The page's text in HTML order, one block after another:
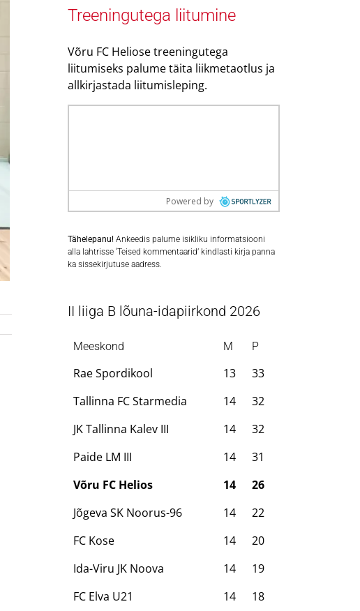
Treeningutega liitumine
Võru FC Heliose treeningutega
liitumiseks palume täita liikmetaotlus ja
allkirjastada liitumisleping.
Tähelepanu! Ankeedis palume isikliku informatsiooni
alla lahtrisse ‘Teised kommentaarid’ kindlasti kirja panna
ka sissekirjutuse aadress.
II liiga B lõuna-idapiirkond 2026
Meeskond M P
Rae Spordikool 13
33
Tallinna FC Starmedia
14
32
JK Tallinna Kalev III
14
32
Paide LM III
14
31
Võru FC Helios
14
26
Jõgeva SK Noorus-96
14
22
FC Kose
14
20
Ida-Viru JK Noova
14
19
FC Elva U21
14
18